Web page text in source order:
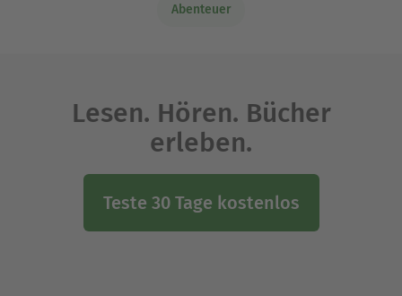
Abenteuer
Lesen. Hören. Bücher
erleben.
Teste 30 Tage kostenlos